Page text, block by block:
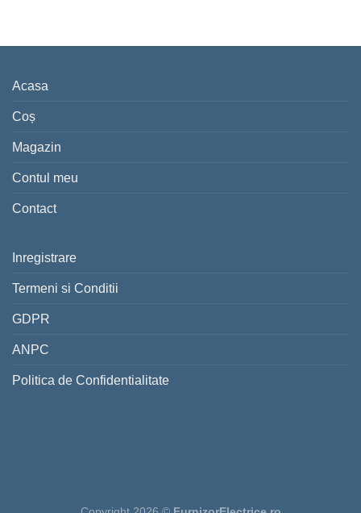
Acasa
Coș
Magazin
Contul meu
Contact
Inregistrare
Termeni si Conditii
GDPR
ANPC
Politica de Confidentialitate